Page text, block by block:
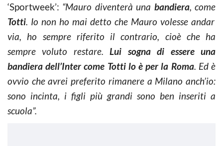
‘Sportweek’: “Mauro diventerà una bandiera, come
Totti. Io non ho mai detto che Mauro volesse andar
via, ho sempre riferito il contrario, cioè che ha
sempre voluto restare.Lui sogna di essere una
bandiera dell’Inter come Totti lo è per la Roma. Ed è
ovvio che avrei preferito rimanere a Milano anch’io:
sono incinta, i figli più grandi sono ben inseriti a
scuola”.